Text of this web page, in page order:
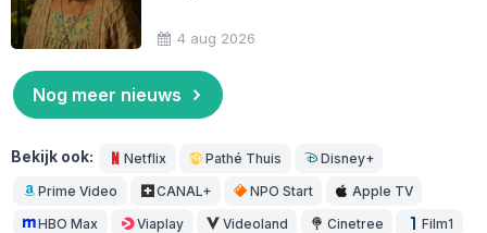
4 aug 2026
Nog meer nieuws
Bekijk ook: Netflix Pathé Thuis Disney+
Prime Video CANAL+ NPO Start Apple TV
HBO Max Viaplay Videoland Cinetree Film1